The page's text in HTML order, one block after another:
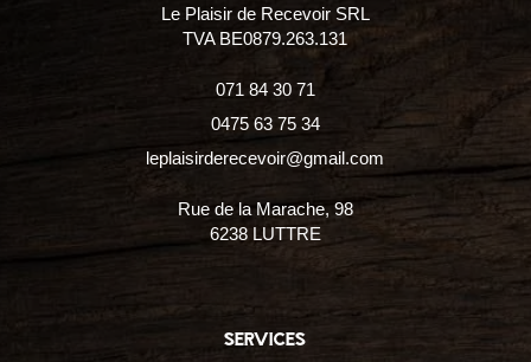
Le Plaisir de Recevoir SRL
TVA BE0879.263.131
071 84 30 71
0475 63 75 34
leplaisirderecevoir@gmail.com
Rue de la Marache, 98
6238 LUTTRE
services